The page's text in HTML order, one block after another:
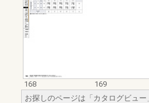
168
169
お探しのページは「カタログビュ